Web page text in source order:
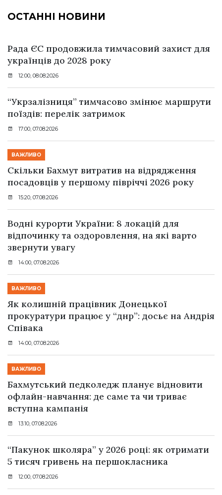
ОСТАННІ НОВИНИ
Рада ЄС продовжила тимчасовий захист для
українців до 2028 року
12:00, 08.08.2026
“Укрзалізниця” тимчасово змінює маршрути
поїздів: перелік затримок
17:00, 07.08.2026
ВАЖЛИВО
Скільки Бахмут витратив на відрядження
посадовців у першому півріччі 2026 року
15:20, 07.08.2026
Водні курорти України: 8 локацій для
відпочинку та оздоровлення, на які варто
звернути увагу
14:00, 07.08.2026
ВАЖЛИВО
Як колишній працівник Донецької
прокуратури працює у “днр”: досьє на Андрія
Співака
14:00, 07.08.2026
ВАЖЛИВО
Бахмутський педколедж планує відновити
офлайн-навчання: де саме та чи триває
вступна кампанія
13:10, 07.08.2026
“Пакунок школяра” у 2026 році: як отримати
5 тисяч гривень на першокласника
12:00, 07.08.2026